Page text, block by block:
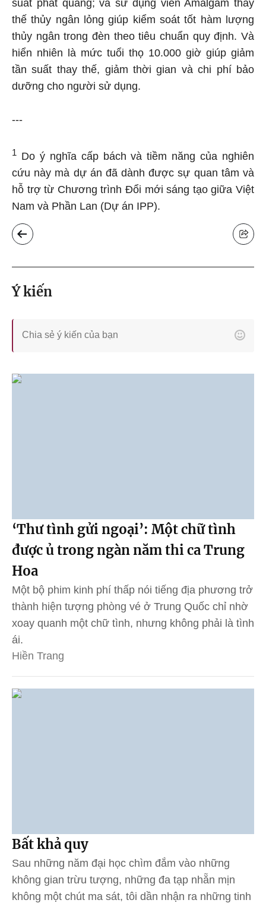
suất phát quang; và sử dụng viên Amalgam thay
thế thủy ngân lỏng giúp kiểm soát tốt hàm lượng
thủy ngân trong đèn theo tiêu chuẩn quy định. Và
hiển nhiên là mức tuổi thọ 10.000 giờ giúp giảm
tần suất thay thế, giảm thời gian và chi phí bảo
dưỡng cho người sử dụng.
---
1 Do ý nghĩa cấp bách và tiềm năng của nghiên
cứu này mà dự án đã dành được sự quan tâm và
hỗ trợ từ Chương trình Đổi mới sáng tạo giữa Việt
Nam và Phần Lan (Dự án IPP).
Ý kiến
‘Thư tình gửi ngoại’: Một chữ tình
được ủ trong ngàn năm thi ca Trung
Hoa
Một bộ phim kinh phí thấp nói tiếng địa phương trở
thành hiện tượng phòng vé ở Trung Quốc chỉ nhờ
xoay quanh một chữ tình, nhưng không phải là tình
ái.
Hiền Trang
Bất khả quy
Sau những năm đại học chìm đắm vào những
không gian trừu tượng, những đa tạp nhẵn mịn
không một chút ma sát, tôi dần nhận ra những tinh